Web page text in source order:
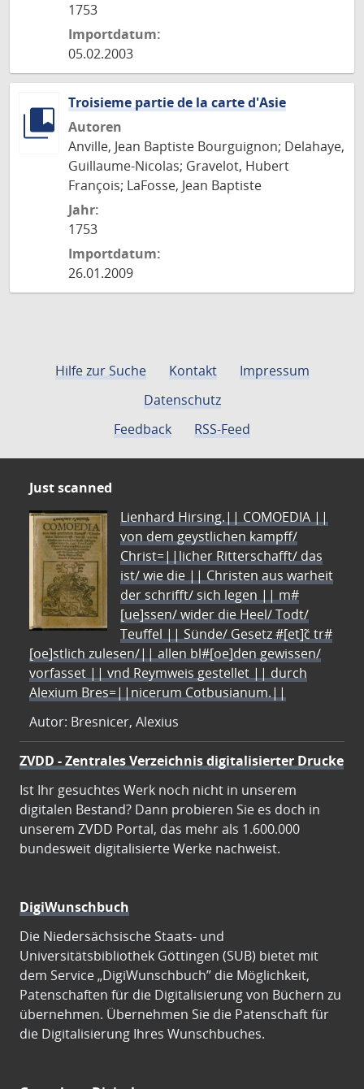
1753
Importdatum:
05.02.2003
Troisieme partie de la carte d'Asie
Autoren
Anville, Jean Baptiste Bourguignon; Delahaye,
Guillaume-Nicolas; Gravelot, Hubert
François; LaFosse, Jean Baptiste
Jahr:
1753
Importdatum:
26.01.2009
Hilfe zur Suche Kontakt
Impressum
Datenschutz
Feedback
RSS-Feed
Just scanned
Lienhard Hirsing.|| COMOEDIA ||
von dem geystlichen kampff/
Christ=||licher Ritterschafft/ das
ist/ wie die || Christen aus warheit
der schrifft/ sich legen || m#
[ue]ssen/ wider die Heel/ Todt/
Teuffel || Sünde/ Gesetz #[et]c̃ tr#
[oe]stlich zulesen/|| allen bl#[oe]den gewissen/
vorfasset || vnd Reymweis gestellet || durch
Alexium Bres=||nicerum Cotbusianum.||
Autor: Bresnicer, Alexius
ZVDD - Zentrales Verzeichnis digitalisierter Drucke
Ist Ihr gesuchtes Werk noch nicht in unserem
digitalen Bestand? Dann probieren Sie es doch in
unserem ZVDD Portal, das mehr als 1.600.000
bundesweit digitalisierte Werke nachweist.
DigiWunschbuch
Die Niedersächsische Staats- und
Universitätsbibliothek Göttingen (SUB) bietet mit
dem Service „DigiWunschbuch” die Möglichkeit,
Patenschaften für die Digitalisierung von Büchern zu
übernehmen. Übernehmen Sie die Patenschaft für
die Digitalisierung Ihres Wunschbuches.